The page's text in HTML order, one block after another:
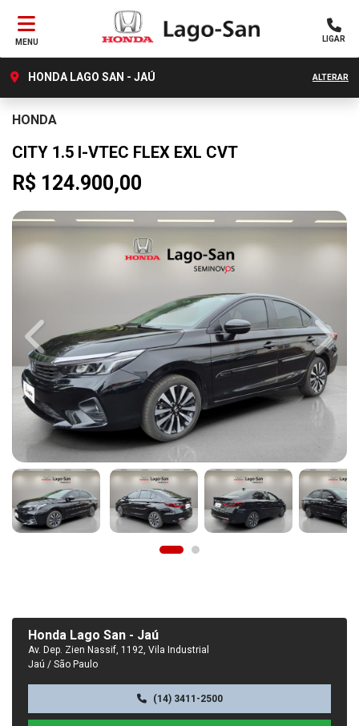
MENU LIGAR
HONDA LAGO SAN - JAÚ ALTERAR
HONDA
CITY 1.5 I-VTEC FLEX EXL CVT
R$ 124.900,00
Previous Next
Honda Lago San - Jaú
Av. Dep. Zien Nassif, 1192, Vila Industrial
Jaú / São Paulo
(14) 3411-2500